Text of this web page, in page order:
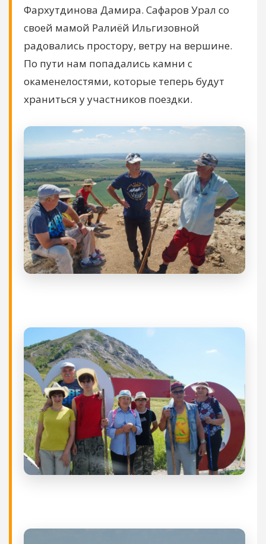
Фархутдинова Дамира. Сафаров Урал со
своей мамой Ралиёй Ильгизовной
радовались простору, ветру на вершине.
По пути нам попадались камни с
окаменелостями, которые теперь будут
храниться у участников поездки.